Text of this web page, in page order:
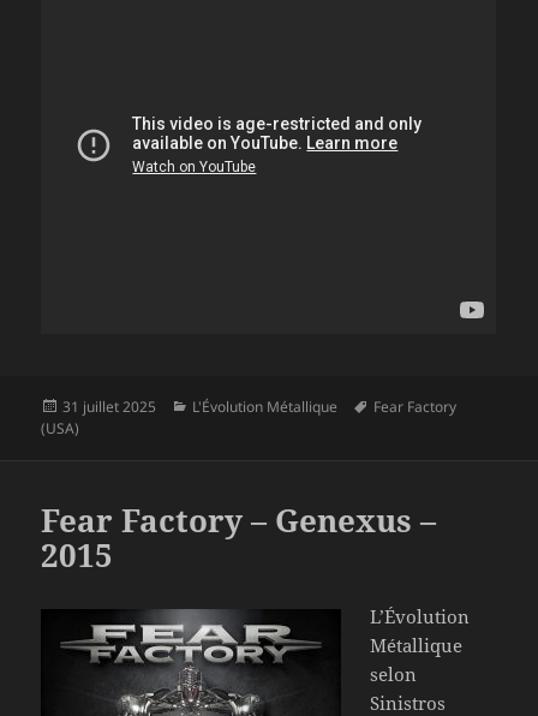
Publié
le
31 juillet 2025 Catégories
L'Évolution Métallique
Mots-
Fear Factory
(USA)
Fear Factory – Genexus –
2015
L’Évolution
Métallique
selon
Sinistros